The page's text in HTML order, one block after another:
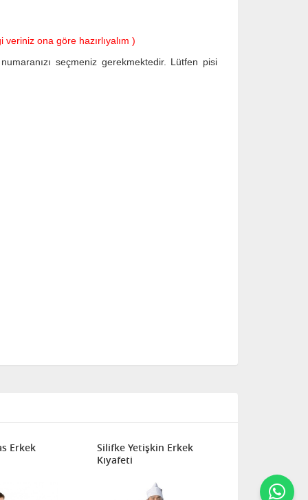
ona göre hazırlıyalım )
seçmeniz gerekmektedir. Lütfen pisi
Erkek
Silifke Yetişkin Erkek
Kıyafeti